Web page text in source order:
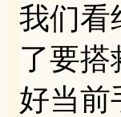
我们看
了要搭
好当前